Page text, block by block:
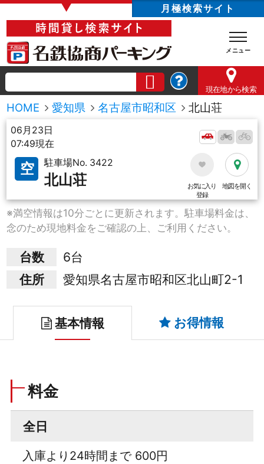
▼ 月極検索サイト
現在地から検索
HOME 愛知県 名古屋市昭和区 北山荘
06月23日
07:49現在
空 駐車場No. 3422
北山荘
お気に入り
登録
地図を開く
※満空情報は10分ごとに更新されます。駐車場料金は、
念のため現地料金をご確認の上、ご利用ください。
台数
6台
住所
愛知県名古屋市昭和区北山町2-1
基本情報 お得情報
料金
全日
入庫より24時間まで 600円